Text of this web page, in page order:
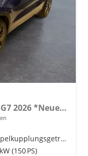
Style 1.5 eTSI 150PS/110kW DSG7 2026 *Neues Modell*
Doppelkupplungsgetriebe (DSG)
(150 PS)